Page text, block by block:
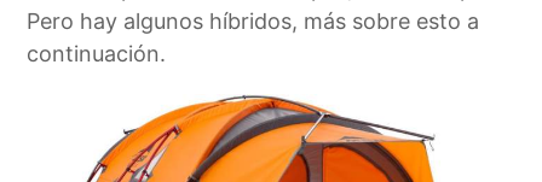
Pero hay algunos híbridos, más sobre esto a
continuación.